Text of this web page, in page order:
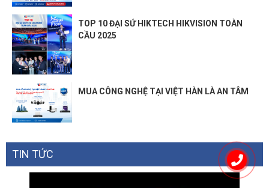
TOP 10 ĐẠI SỨ HIKTECH HIKVISION TOÀN
CẦU 2025
MUA CÔNG NGHỆ TẠI VIỆT HÀN LÀ AN TÂM
TIN TỨC